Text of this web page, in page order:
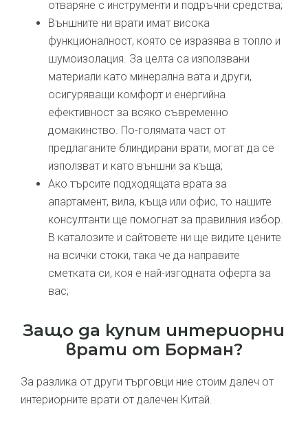
отваряне с инструменти и подръчни средства;
Външните ни врати имат висока
функционалност, която се изразява в топло и
шумоизолация. За целта са използвани
материали като минерална вата и други,
осигуряващи комфорт и енергийна
ефективност за всяко съвременно
домакинство. По-голямата част от
предлаганите блиндирани врати, могат да се
използват и като външни за къща;
Ако търсите подходящата врата за
апартамент, вила, къща или офис, то нашите
консултанти ще помогнат за правилния избор.
В каталозите и сайтовете ни ще видите цените
на всички стоки, така че да направите
сметката си, коя е най-изгодната оферта за
вас;
Защо да купим интериорни
врати от Борман?
За разлика от други търговци ние стоим далеч от
интериорните врати от далечен Китай.